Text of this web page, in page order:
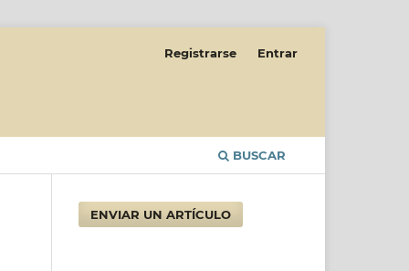
BUSCAR
Registrarse Entrar
ENVIAR UN ARTÍCULO